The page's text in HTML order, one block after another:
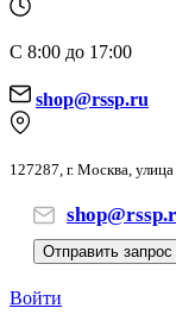
С 8:00 до 17:00
shop@rssp.ru
127287, г. Москва,
Отправить запрос
Войти